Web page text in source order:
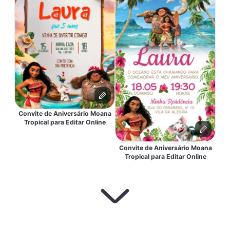
Convite de Aniversário Moana
Tropical para Editar Online
Convite de Aniversário Moana
Tropical para Editar Online